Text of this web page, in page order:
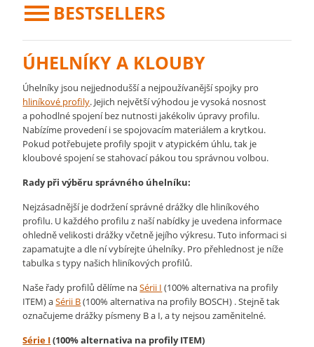
BESTSELLERS
ÚHELNÍKY A KLOUBY
Úhelníky jsou nejjednodušší a nejpoužívanější spojky pro
hliníkové profily. Jejich největší výhodou je vysoká nosnost
a pohodlné spojení bez nutnosti jakékoliv úpravy profilu.
Nabízíme provedení i se spojovacím materiálem a krytkou.
Pokud potřebujete profily spojit v atypickém úhlu, tak je
kloubové spojení se stahovací pákou tou správnou volbou.
Rady při výběru správného úhelníku:
Nejzásadnější je dodržení správné drážky dle hliníkového
profilu. U každého profilu z naší nabídky je uvedena informace
ohledně velikosti drážky včetně jejího výkresu. Tuto informaci si
zapamatujte a dle ní vybírejte úhelníky. Pro přehlednost je níže
tabulka s typy našich hliníkových profilů.
Naše řady profilů dělíme naSérii I (100% alternativa na profily
ITEM) aSérii B(100% alternativa na profily BOSCH) . Stejně tak
označujeme drážky písmeny B a I, a ty nejsou zaměnitelné.
Série I(100% alternativa na profily ITEM)